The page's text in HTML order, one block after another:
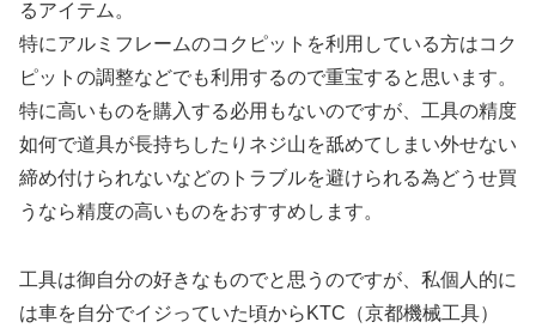
るアイテム。
特にアルミフレームのコクピットを利用している方はコク
ピットの調整などでも利用するので重宝すると思います。
特に高いものを購入する必用もないのですが、工具の精度
如何で道具が長持ちしたりネジ山を舐めてしまい外せない
締め付けられないなどのトラブルを避けられる為どうせ買
うなら精度の高いものをおすすめします。
工具は御自分の好きなものでと思うのですが、私個人的に
は車を自分でイジっていた頃からKTC（京都機械工具）